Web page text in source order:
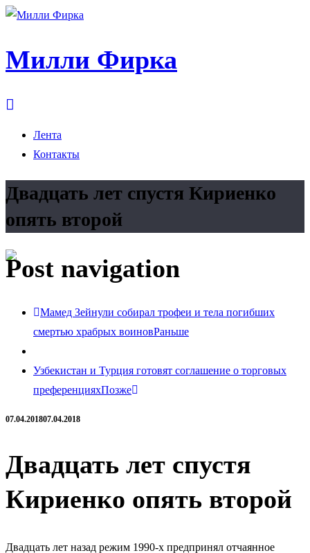
Милли Фирка
Лента
Контакты
Двадцать лет спустя Кириенко
опять второй
Post navigation
Мамед Зейнули собирал трофеи и тела погибших
смертью храбрых воиновРаньше
Узбекистан и Турция готовят соглашение о торговых
преференцияхПозже
07.04.201807.04.2018
Двадцать лет спустя
Кириенко опять второй
Двадцать лет назад режим 1990-х предпринял отчаянное